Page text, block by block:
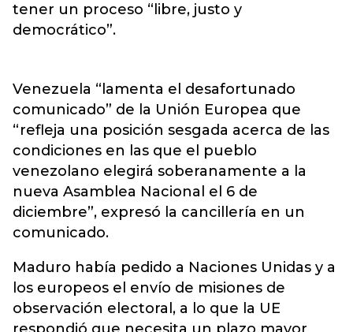
tener un proceso “libre, justo y
democrático”.
Venezuela “lamenta el desafortunado
comunicado” de la Unión Europea que
“refleja una posición sesgada acerca de las
condiciones en las que el pueblo
venezolano elegirá soberanamente a la
nueva Asamblea Nacional el 6 de
diciembre”, expresó la cancillería en un
comunicado.
Maduro había pedido a Naciones Unidas y a
los europeos el envío de misiones de
observación electoral, a lo que la UE